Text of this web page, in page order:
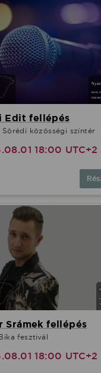
Edit fellépés
Sörédi közösségi színtér
18:00 UTC+2
Srámek fellépés
fesztivál
18:00 UTC+2